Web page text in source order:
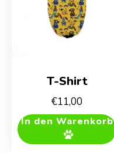
T-Shirt
€11,00
In den Warenkorb